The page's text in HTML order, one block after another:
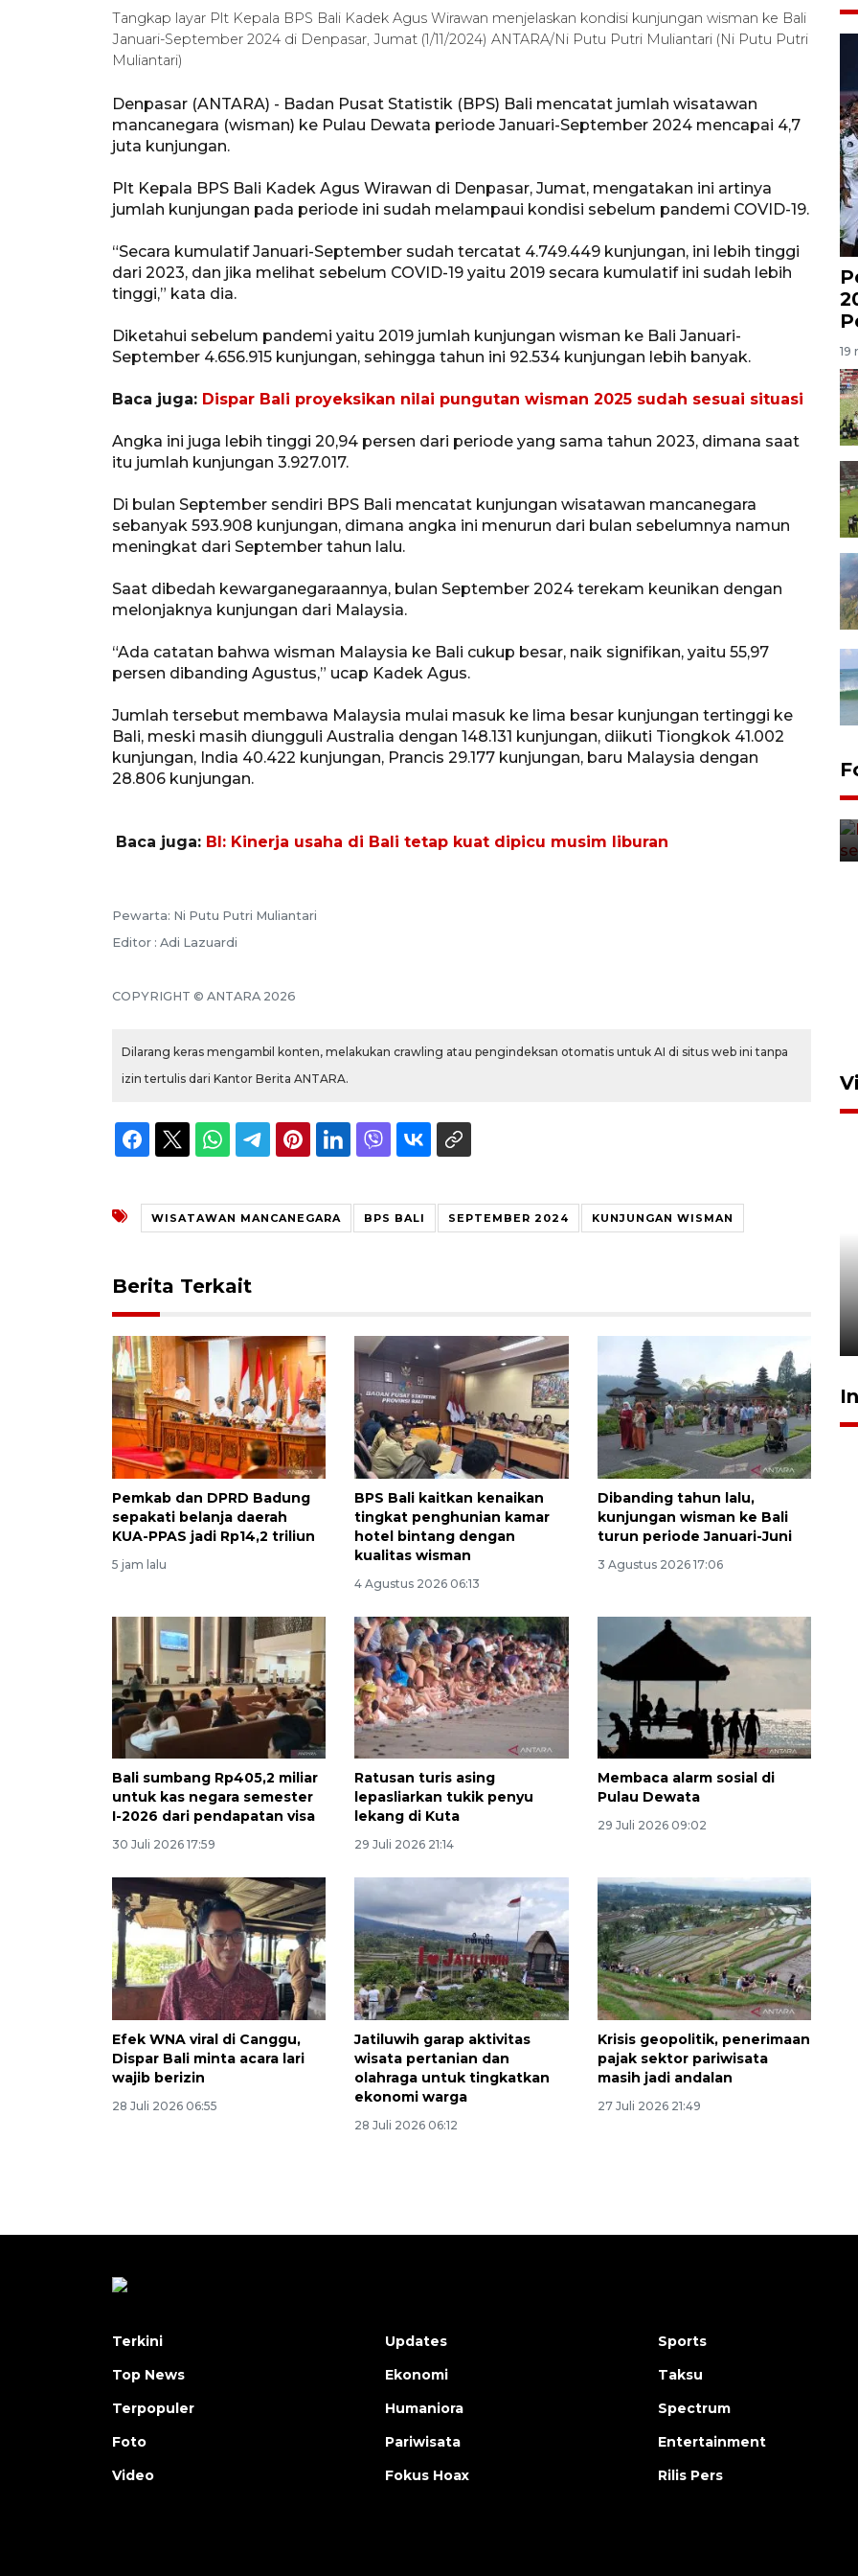
Tangkap layar Plt Kepala BPS Bali Kadek Agus Wirawan menjelaskan kondisi kunjungan wisman ke Bali
Januari-September 2024 di Denpasar, Jumat (1/11/2024) ANTARA/Ni Putu Putri Muliantari (Ni Putu Putri
Muliantari)
Denpasar (ANTARA) - Badan Pusat Statistik (BPS) Bali mencatat jumlah wisatawan
mancanegara (wisman) ke Pulau Dewata periode Januari-September 2024 mencapai 4,7
juta kunjungan.
Plt Kepala BPS Bali Kadek Agus Wirawan di Denpasar, Jumat, mengatakan ini artinya
jumlah kunjungan pada periode ini sudah melampaui kondisi sebelum pandemi COVID-19.
“Secara kumulatif Januari-September sudah tercatat 4.749.449 kunjungan, ini lebih tinggi
dari 2023, dan jika melihat sebelum COVID-19 yaitu 2019 secara kumulatif ini sudah lebih
tinggi,” kata dia.
Diketahui sebelum pandemi yaitu 2019 jumlah kunjungan wisman ke Bali Januari-
September 4.656.915 kunjungan, sehingga tahun ini 92.534 kunjungan lebih banyak.
Baca juga: Dispar Bali proyeksikan nilai pungutan wisman 2025 sudah sesuai situasi
Angka ini juga lebih tinggi 20,94 persen dari periode yang sama tahun 2023, dimana saat
itu jumlah kunjungan 3.927.017.
Di bulan September sendiri BPS Bali mencatat kunjungan wisatawan mancanegara
sebanyak 593.908 kunjungan, dimana angka ini menurun dari bulan sebelumnya namun
meningkat dari September tahun lalu.
Saat dibedah kewarganegaraannya, bulan September 2024 terekam keunikan dengan
melonjaknya kunjungan dari Malaysia.
“Ada catatan bahwa wisman Malaysia ke Bali cukup besar, naik signifikan, yaitu 55,97
persen dibanding Agustus,” ucap Kadek Agus.
Jumlah tersebut membawa Malaysia mulai masuk ke lima besar kunjungan tertinggi ke
Bali, meski masih diungguli Australia dengan 148.131 kunjungan, diikuti Tiongkok 41.002
kunjungan, India 40.422 kunjungan, Prancis 29.177 kunjungan, baru Malaysia dengan
28.806 kunjungan.
Baca juga: BI: Kinerja usaha di Bali tetap kuat dipicu musim liburan
Pewarta: Ni Putu Putri Muliantari
Editor : Adi Lazuardi
COPYRIGHT © ANTARA 2026
Dilarang keras mengambil konten, melakukan crawling atau pengindeksan otomatis untuk AI di situs web ini tanpa
izin tertulis dari Kantor Berita ANTARA.
WISATAWAN MANCANEGARA BPS BALI SEPTEMBER 2024 KUNJUNGAN WISMAN
Berita Terkait
Pemkab dan DPRD Badung
sepakati belanja daerah
KUA-PPAS jadi Rp14,2 triliun
5 jam lalu
BPS Bali kaitkan kenaikan
tingkat penghunian kamar
hotel bintang dengan
kualitas wisman
4 Agustus 2026 06:13
Dibanding tahun lalu,
kunjungan wisman ke Bali
turun periode Januari-Juni
3 Agustus 2026 17:06
Bali sumbang Rp405,2 miliar
untuk kas negara semester
I-2026 dari pendapatan visa
30 Juli 2026 17:59
Ratusan turis asing
lepasliarkan tukik penyu
lekang di Kuta
29 Juli 2026 21:14
Membaca alarm sosial di
Pulau Dewata
29 Juli 2026 09:02
Efek WNA viral di Canggu,
Dispar Bali minta acara lari
wajib berizin
28 Juli 2026 06:55
Jatiluwih garap aktivitas
wisata pertanian dan
olahraga untuk tingkatkan
ekonomi warga
28 Juli 2026 06:12
Krisis geopolitik, penerimaan
pajak sektor pariwisata
masih jadi andalan
27 Juli 2026 21:49
19
Memberantas kejahatan
jalanan Jakarta
2026-08-05 18:00:00
Terkini
Top News
Terpopuler
Foto
Video
Updates
Ekonomi
Humaniora
Pariwisata
Fokus Hoax
Sports
Taksu
Spectrum
Entertainment
Rilis Pers